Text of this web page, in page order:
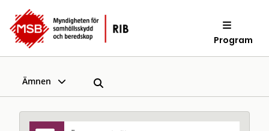
Program
Ämnen